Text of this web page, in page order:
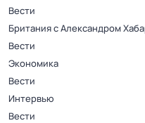
Вести
Британия с Александром
Вести
Экономика
Вести
Интервью
Вести